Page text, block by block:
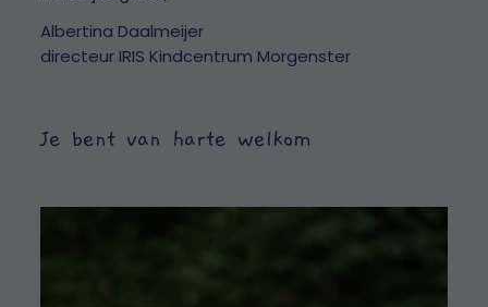
Albertina Daalmeijer
directeur IRIS Kindcentrum Morgenster
Je bent van harte welkom